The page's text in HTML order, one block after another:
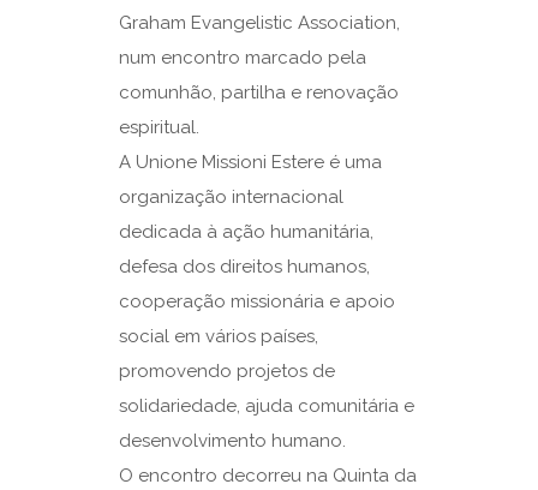
Graham Evangelistic Association,
num encontro marcado pela
comunhão, partilha e renovação
espiritual.
A Unione Missioni Estere é uma
organização internacional
dedicada à ação humanitária,
defesa dos direitos humanos,
cooperação missionária e apoio
social em vários países,
promovendo projetos de
solidariedade, ajuda comunitária e
desenvolvimento humano.
O encontro decorreu na Quinta da